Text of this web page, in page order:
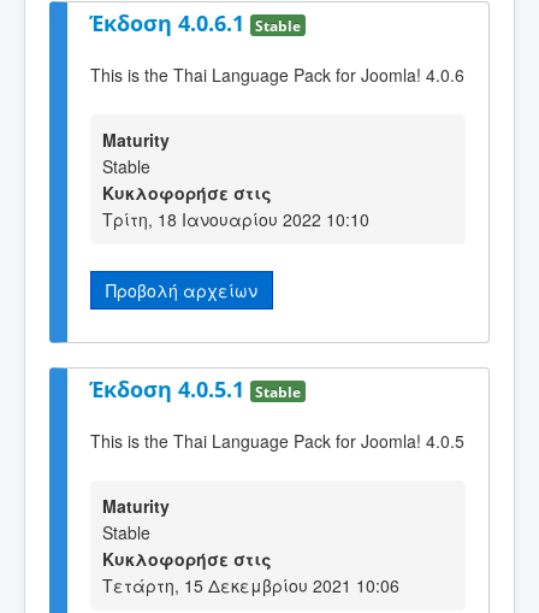
Έκδοση 4.0.6.1 Stable
This is the Thai Language Pack for Joomla! 4.0.6
Maturity
Stable
Κυκλοφορήσε στις
Τρίτη, 18 Ιανουαρίου 2022 10:10
Προβολή αρχείων
Έκδοση 4.0.5.1 Stable
This is the Thai Language Pack for Joomla! 4.0.5
Maturity
Stable
Κυκλοφορήσε στις
Τετάρτη, 15 Δεκεμβρίου 2021 10:06